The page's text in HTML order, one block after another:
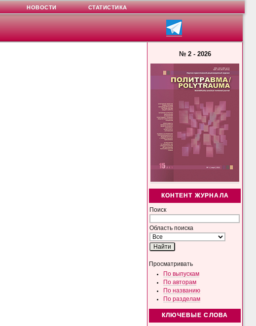
№ 2 - 2026
КОНТЕНТ ЖУРНАЛА
Поиск
Область поиска
Просматривать
По выпускам
По авторам
По названию
По разделам
КЛЮЧЕВЫЕ СЛОВА
НОВОСТИ СТАТИСТИКА